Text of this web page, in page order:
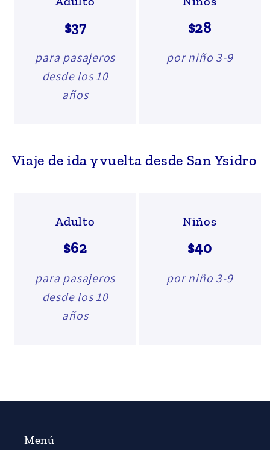
$37
para pasajeros
desde los 10
años
$28
por niño 3-9
Viaje de ida y vuelta desde San Ysidro
Adulto
$62
para pasajeros
desde los 10
años
Niños
$40
por niño 3-9
Menú